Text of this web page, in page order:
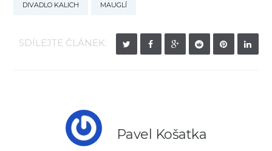
DIVADLO KALICH MAUGLÍ
SDÍLEJTE ČLÁNEK:
Pavel Košatka